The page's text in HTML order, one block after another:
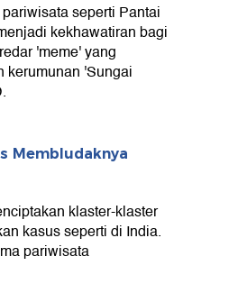
seperti Pantai
kekhawatiran bagi
'meme' yang
kerumunan 'Sungai
Membludaknya
klaster-klaster
kasus seperti di India.
pariwisata